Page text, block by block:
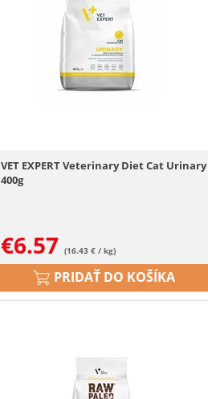
VET EXPERT Veterinary Diet Cat Urinary
400g
€6.57 (16.43 € / kg)
PRIDAŤ DO KOŠÍKA